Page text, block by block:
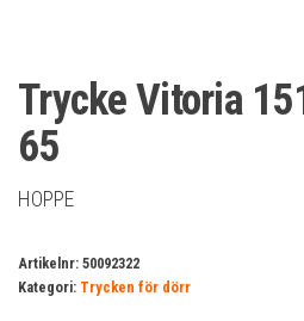
Trycke Vitoria
65
HOPPE
Artikelnr: 50092322
Kategori: Trycken för dörr